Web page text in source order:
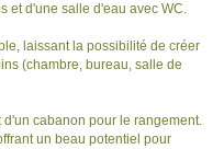
et d'une salle d'eau avec WC.
laissant la possibilité de créer
(chambre, bureau, salle de
cabanon pour le rangement.
un beau potentiel pour